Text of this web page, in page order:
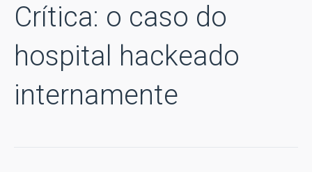
Crítica: o caso do
hospital hackeado
internamente